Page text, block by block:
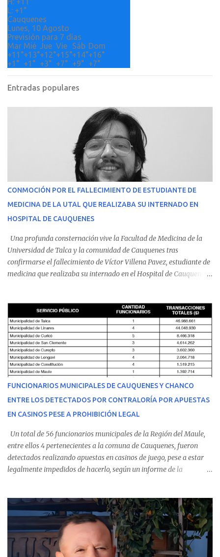
s
L: +1°
Cauquenes
Lunes, 10 Agosto
Previsión para 7 días
Mar Mié Jue Vie Sáb Dom
+11°+13°+12°+15°+14°+16°
+1° +1° +3° +7° +9° +7°
Entradas populares
CONMOCIÓN POR EL FALLECIMIENTO DE ESTUDIANTE DE
MEDICINA DE LA UTAL QUE REALIZABA SU INTERNADO EN
HOSPITAL DE CAUQUENES
Una profunda consternación vive la Facultad de Medicina de la
Universidad de Talca y la comunidad de Cauquenes tras
confirmarse el fallecimiento de Víctor Villena Pavez, estudiante de
medicina que realizaba su internado en el Hospital de Cauquenes.
malestares físicos. Dada la complejidad de su estado de salud, el
equipo médico determinó su traslado de urgencia al Hospital
Regional de Talca y dado la urgencia la ambulancia partió hacia
Talca con escolta de Carabineros. En medio del traslado, el
estudiante de medicina de 25 años, se agravó y pese a los esfuerzos
del personal de emergencia terminó falleciendo, sin alcanzar a
recibir atención especializada en el centro de destino. Apenas se
conoció la gravedad de su condición, sus padres —residentes en
Villarrica— se trasladaron a Cauquenes con la esperanza de una
evolución favorable. No obstante, alrededo...
FUNCIONARIOS MUNICIPALES DE CAUQUENES Y CHANCO
ENTRE LOS DETECTADOS POR CONTRALORÍA POR APUESTAS
EN CASINOS PESE A PROHIBICIÓN LEGAL
Un total de 56 funcionarios municipales de la Región del Maule,
entre ellos 4 pertenecientes a la comuna de Cauquenes, fueron
detectados realizando apuestas en casinos de juego, pese a estar
legalmente impedidos de hacerlo, según un informe de la
estableció que estos funcionarios —quienes administran o
custodian fondos públicos— efectuaron transacciones por un
monto total de $116.075.918 entre enero de 2024 y junio de 2025.
En el detalle regional, se indica que en la comuna de Cauquenes se
identificó a cuatro funcionarios involucrados en este tipo de